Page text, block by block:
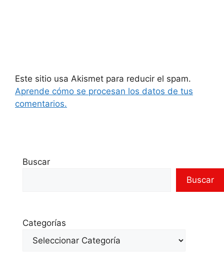
Este sitio usa Akismet para reducir el spam.
Aprende cómo se procesan los datos de tus
comentarios.
Buscar
Buscar
Categorías